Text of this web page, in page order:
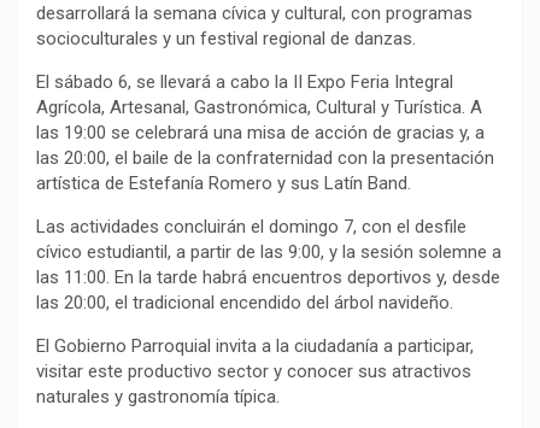
desarrollará la semana cívica y cultural, con programas
socioculturales y un festival regional de danzas.
El sábado 6, se llevará a cabo la II Expo Feria Integral
Agrícola, Artesanal, Gastronómica, Cultural y Turística. A
las 19:00 se celebrará una misa de acción de gracias y, a
las 20:00, el baile de la confraternidad con la presentación
artística de Estefanía Romero y sus Latín Band.
Las actividades concluirán el domingo 7, con el desfile
cívico estudiantil, a partir de las 9:00, y la sesión solemne a
las 11:00. En la tarde habrá encuentros deportivos y, desde
las 20:00, el tradicional encendido del árbol navideño.
El Gobierno Parroquial invita a la ciudadanía a participar,
visitar este productivo sector y conocer sus atractivos
naturales y gastronomía típica.